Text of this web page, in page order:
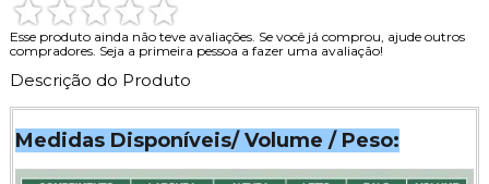
Esse produto ainda não teve avaliações. Se você já comprou, ajude outros
compradores. Seja a primeira pessoa a fazer uma avaliação!
Descrição do Produto
Medidas Disponíveis/ Volume / Peso: